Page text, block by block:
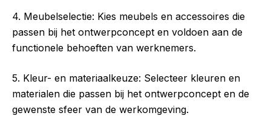
4. Meubelselectie: Kies meubels en accessoires die
passen bij het ontwerpconcept en voldoen aan de
functionele behoeften van werknemers.
5. Kleur- en materiaalkeuze: Selecteer kleuren en
materialen die passen bij het ontwerpconcept en de
gewenste sfeer van de werkomgeving.